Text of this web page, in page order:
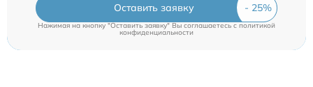
Оставить заявку
Нажимая на кнопку "Оставить заявку" Вы соглашаетесь cполитикой
конфиденциальности